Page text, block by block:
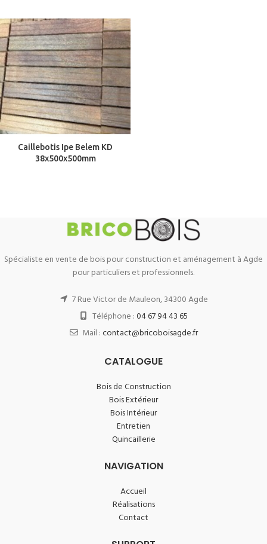
Caillebotis Ipe Belem KD
38x500x500mm
Spécialiste en vente de bois pour construction et aménagement à Agde
pour particuliers et professionnels.
7 Rue Victor de Mauleon, 34300 Agde
Téléphone :04 67 94 43 65
Mail :contact@bricoboisagde.fr
CATALOGUE
Bois de Construction
Bois Extérieur
Bois Intérieur
Entretien
Quincaillerie
NAVIGATION
Accueil
Réalisations
Contact